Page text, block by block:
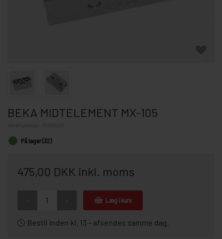
BEKA MIDTELEMENT MX-105
10105081
På lager (32)
475,00 DKK inkl. moms
Læg i kurv
Bestil inden kl. 13 – afsendes samme dag.